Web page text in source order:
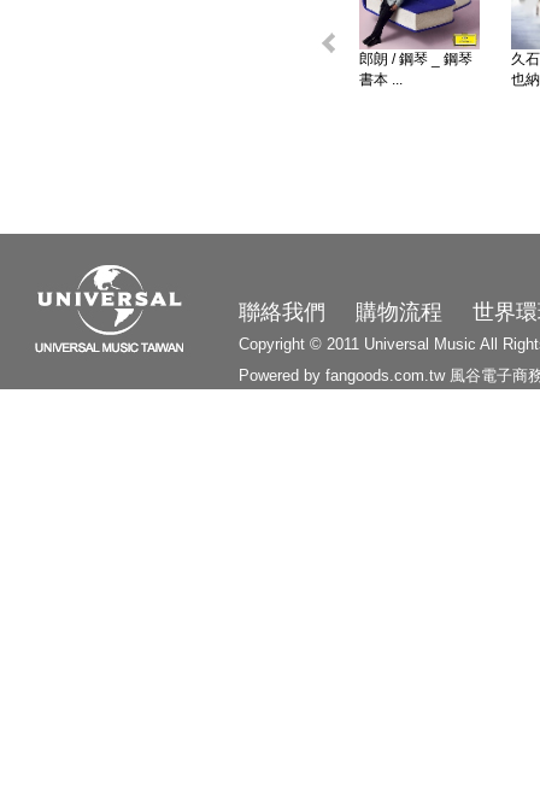
郎朗 / 鋼琴 _ 鋼琴
書本 ...
久
也
聯絡我們 購物流程 世界
Copyright © 2011 Universal Music All
Powered by fangoods.com.tw 風谷電子商